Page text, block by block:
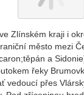
Zlínském kraji i
město mezi
a
řeky
vedoucí přes